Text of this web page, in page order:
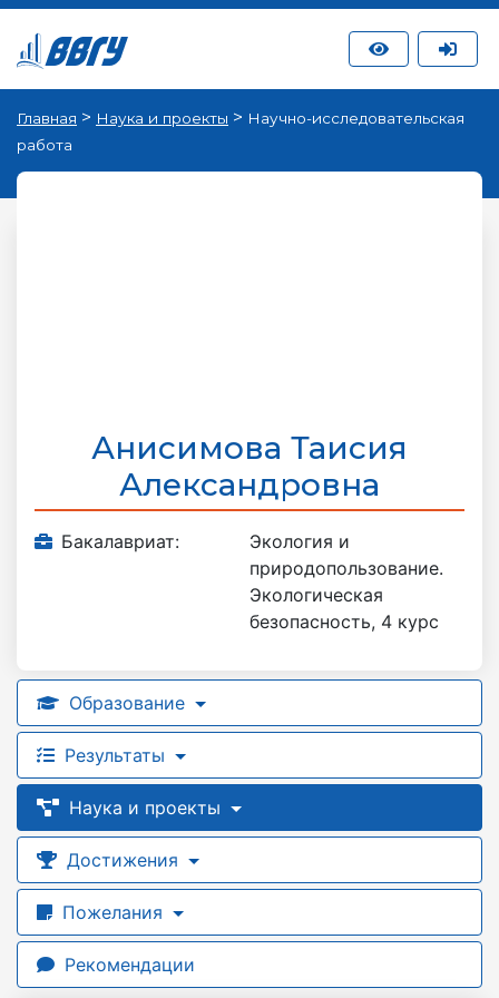
Главная > Наука и проекты > Научно-исследовательская
работа
Анисимова Таисия
Александровна
Бакалавриат:
Экология и
природопользование.
Экологическая
безопасность, 4 курс
Образование
Результаты
Наука и проекты
Достижения
Пожелания
Рекомендации